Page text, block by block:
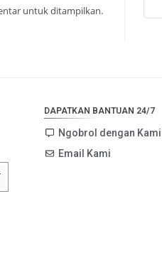
untuk ditampilkan.
DAPATKAN BANTUAN 24/7
Ngobrol dengan Kami
Email Kami